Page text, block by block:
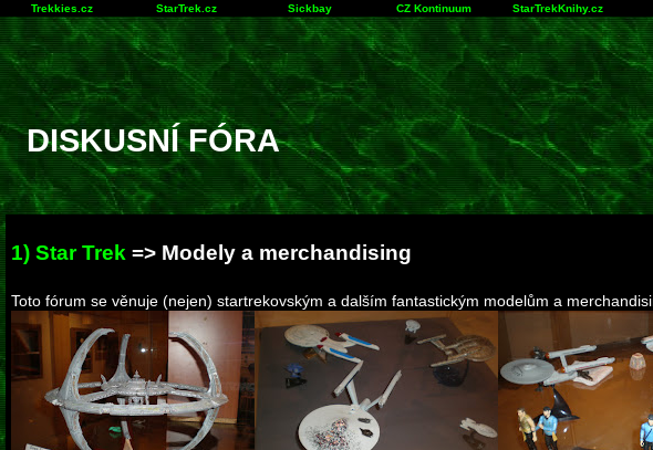
Trekkies.cz StarTrek.cz Sickbay CZ Kontinuum StarTrekKnihy.cz
DISKUSNÍ FÓRA
1) Star Trek => Modely a merchandising
Toto fórum se věnuje (nejen) startrekovským a dalším fantastickým modelům a